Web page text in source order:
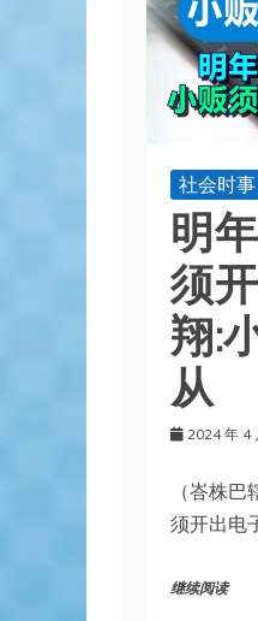
社会时事
明
须
翔:
从
2024 年 4
（峇株
须开出电
继续阅读